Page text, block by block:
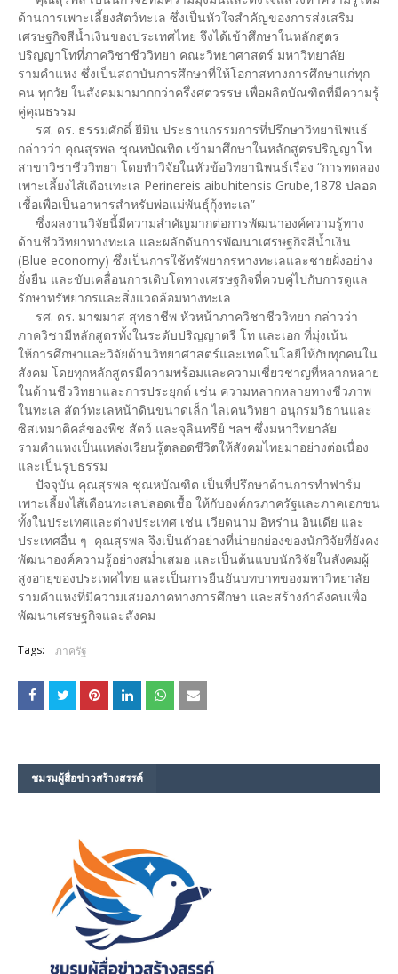
ด้านการเพาะเลี้ยงสัตว์ทะเล ซึ่งเป็นหัวใจสำคัญของการส่งเสริม
เศรษฐกิจสีน้ำเงินของประเทศไทย จึงได้เข้าศึกษาในหลักสูตร
ปริญญาโทที่ภาควิชาชีววิทยา คณะวิทยาศาสตร์ มหาวิทยาลัย
รามคำแหง ซึ่งเป็นสถาบันการศึกษาที่ให้โอกาสทางการศึกษาแก่ทุก
คน ทุกวัย ในสังคมมามากกว่าครึ่งศตวรรษ เพื่อผลิตบัณฑิตที่มีความรู้
คู่คุณธรรม
รศ. ดร. ธรรมศักดิ์ ยีมิน ประธานกรรมการที่ปรึกษาวิทยานิพนธ์
กล่าวว่า คุณสุรพล ชุณหบัณทิต เข้ามาศึกษาในหลักสูตรปริญญาโท
สาขาวิชาชีววิทยา โดยทำวิจัยในหัวข้อวิทยานิพนธ์เรื่อง “การทดลอง
เพาะเลี้ยงไส้เดือนทะเล Perinereis aibuhitensis Grube,1878 ปลอด
เชื้อเพื่อเป็นอาหารสำหรับพ่อแม่พันธุ์กุ้งทะเล”
ซึ่งผลงานวิจัยนี้มีความสำคัญมากต่อการพัฒนาองค์ความรู้ทาง
ด้านชีววิทยาทางทะเล และผลักดันการพัฒนาเศรษฐกิจสีน้ำเงิน
(Blue economy) ซึ่งเป็นการใช้ทรัพยากรทางทะเลและชายฝั่งอย่าง
ยั่งยืน และขับเคลื่อนการเติบโตทางเศรษฐกิจที่ควบคู่ไปกับการดูแล
รักษาทรัพยากรและสิ่งแวดล้อมทางทะเล
รศ. ดร. มาฆมาส สุทธาชีพ หัวหน้าภาควิชาชีววิทยา กล่าวว่า
ภาควิชามีหลักสูตรทั้งในระดับปริญญาตรี โท และเอก ที่มุ่งเน้น
ให้การศึกษาและวิจัยด้านวิทยาศาสตร์และเทคโนโลยีให้กับทุกคนใน
สังคม โดยทุกหลักสูตรมีความพร้อมและความเชี่ยวชาญที่หลากหลาย
ในด้านชีววิทยาและการประยุกต์ เช่น ความหลากหลายทางชีวภาพ
ในทะเล สัตว์ทะเลหน้าดินขนาดเล็ก ไลเคนวิทยา อนุกรมวิธานและ
ซิสเทมาติคส์ของพืช สัตว์ และจุลินทรีย์ ฯลฯ ซึ่งมหาวิทยาลัย
รามคำแหงเป็นแหล่งเรียนรู้ตลอดชีวิตให้สังคมไทยมาอย่างต่อเนื่อง
และเป็นรูปธรรม
ปัจจุบัน คุณสุรพล ชุณหบัณฑิต เป็นที่ปรึกษาด้านการทำฟาร์ม
เพาะเลี้ยงไส้เดือนทะเลปลอดเชื้อ ให้กับองค์กรภาครัฐและภาคเอกชน
ทั้งในประเทศและต่างประเทศ เช่น เวียดนาม อิหร่าน อินเดีย และ
ประเทศอื่น ๆ คุณสุรพล จึงเป็นตัวอย่างที่น่ายกย่องของนักวิจัยที่ยังคง
พัฒนาองค์ความรู้อย่างสม่ำเสมอ และเป็นต้นแบบนักวิจัยในสังคมผู้
สูงอายุของประเทศไทย และเป็นการยืนยันบทบาทของมหาวิทยาลัย
รามคำแหงที่มีความเสมอภาคทางการศึกษา และสร้างกำลังคนเพื่อ
พัฒนาเศรษฐกิจและสังคม
Tags: ภาครัฐ
ชมรม​ผู้สื่อข่าวสร้างสรรค์​